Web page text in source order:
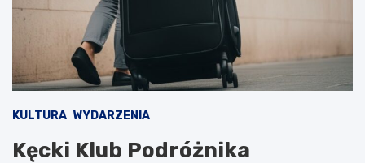
KULTURA WYDARZENIA
Kęcki Klub Podróżnika